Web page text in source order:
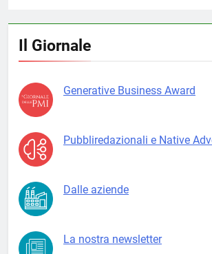
Il Giornale
Generative Business Award
Pubbliredazionali e Native
Dalle aziende
La nostra newsletter